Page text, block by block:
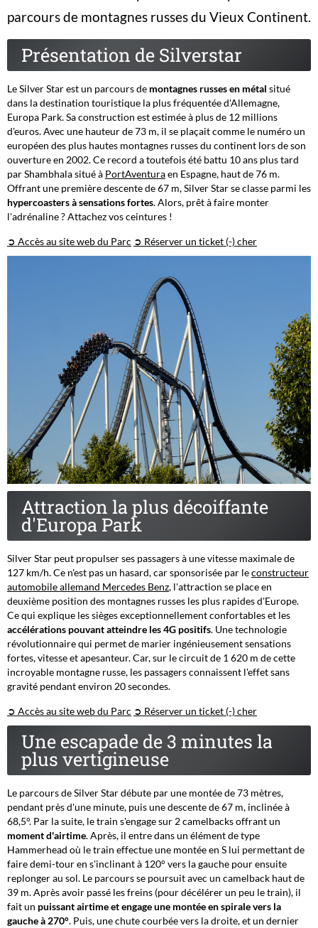
parcours de montagnes russes du Vieux Continent.
Présentation de Silverstar
Le Silver Star est un parcours de montagnes russes en métal situé
dans la destination touristique la plus fréquentée d'Allemagne,
Europa Park. Sa construction est estimée à plus de 12 millions
d'euros. Avec une hauteur de 73 m, il se plaçait comme le numéro un
européen des plus hautes montagnes russes du continent lors de son
ouverture en 2002. Ce record a toutefois été battu 10 ans plus tard
par Shambhala situé à PortAventuraen Espagne, haut de 76 m.
Offrant une première descente de 67 m, Silver Star se classe parmi les
hypercoasters à sensations fortes. Alors, prêt à faire monter
l'adrénaline ? Attachez vos ceintures !
➲ Accès au site web du Parc ➲ Réserver un ticket (-) cher
Attraction la plus décoiffante
d'Europa Park
Silver Star peut propulser ses passagers à une vitesse maximale de
127 km/h. Ce n'est pas un hasard, car sponsorisée par leconstructeur
automobile allemand Mercedes Benz, l'attraction se place en
deuxième position des montagnes russes les plus rapides d'Europe.
Ce qui explique les sièges exceptionnellement confortables et les
accélérations pouvant atteindre les 4G positifs. Une technologie
révolutionnaire qui permet de marier ingénieusement sensations
fortes, vitesse et apesanteur. Car, sur le circuit de 1 620 m de cette
incroyable montagne russe, les passagers connaissent l'effet sans
gravité pendant environ 20 secondes.
➲ Accès au site web du Parc ➲ Réserver un ticket (-) cher
Une escapade de 3 minutes la
plus vertigineuse
Le parcours de Silver Star débute par une montée de 73 mètres,
pendant près d'une minute, puis une descente de 67 m, inclinée à
68,5°. Par la suite, le train s'engage sur 2 camelbacks offrant un
moment d'airtime. Après, il entre dans un élément de type
Hammerhead où le train effectue une montée en S lui permettant de
faire demi-tour en s'inclinant à 120° vers la gauche pour ensuite
replonger au sol. Le parcours se poursuit avec un camelback haut de
39 m. Après avoir passé les freins (pour décélérer un peu le train), il
fait un puissant airtime et engage une montée en spirale vers la
gauche à 270°. Puis, une chute courbée vers la droite, et un dernier